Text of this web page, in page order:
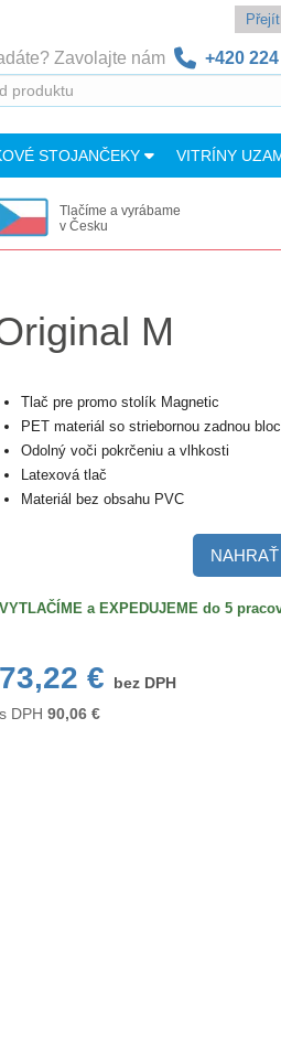
Zavolajte nám +420
STOJANČEKY VITRÍNY
Tlačíme a vyrábame
v Česku
M
Tlač pre promo stolík Magnetic
PET materiál so striebornou zadnou
Odolný voči pokrčeniu a vlhkosti
Latexová tlač
Materiál bez obsahu PVC
VYTLAČÍME a EXPEDUJEME do 5
73,22 €
bez DPH
s DPH 90,06€